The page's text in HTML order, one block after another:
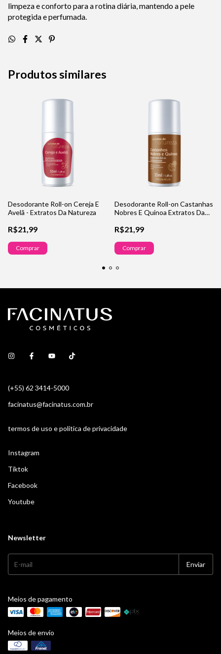
limpeza e conforto para a rotina diária, mantendo a pele
protegida e perfumada.
Produtos similares
Desodorante Roll-on Cereja E
Avelã - Extratos Da Natureza
R$21,99
Comprar
Desodorante Roll-on Castanhas
Nobres E Quinoa Extratos Da
R$21,99
Comprar
(+55) 62 3414-5000
facinatus@facinatus.com.br
termos de uso e politica de privacidade
Instagram
Tiktok
Facebook
Youtube
Newsletter
Meios de pagamento
Meios de envio